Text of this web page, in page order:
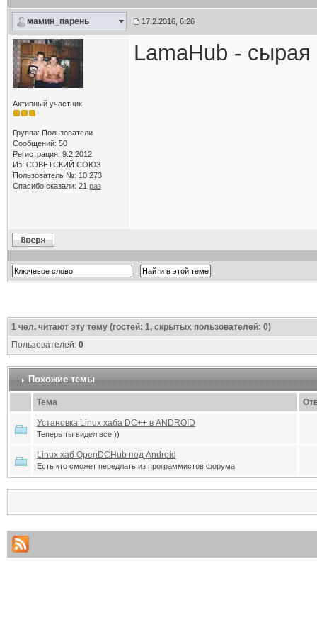
мамин_парень 17.2.2016, 6:26
Активный участник
Группа: Пользователи
Сообщений: 50
Регистрация: 9.2.2012
Из: СОВЕТСКИЙ СОЮЗ
Пользователь №: 10 273
Спасибо сказали: 21 раз
LamaHub - сырая
1чел. читают эту тему (гостей: 1, скрытых пользователей: 0)
Пользователей: 0
Похожие темы
Тема
Установка Linux хаба DC++ в ANDROID
Теперь ты видел все ))
Linux хаб OpenDCHub под Android
Есть кто сможет передлать из программистов форума